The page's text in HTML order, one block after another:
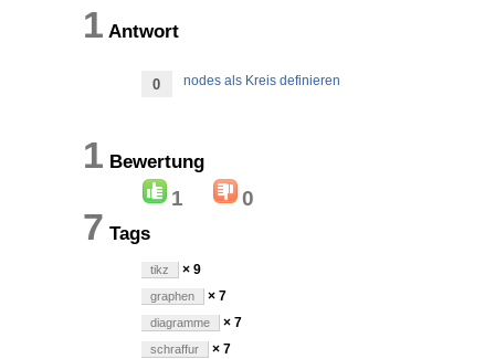
1 Antwort
0 nodes als Kreis definieren
1 Bewertung
1 0
7 Tags
tikz × 9
graphen × 7
diagramme × 7
schraffur × 7